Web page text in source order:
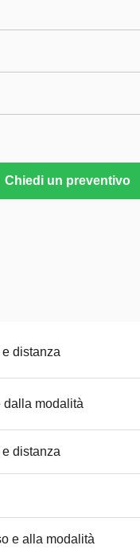
Chiedi un preventivo
e distanza
dalla modalità
e distanza
e alla modalità